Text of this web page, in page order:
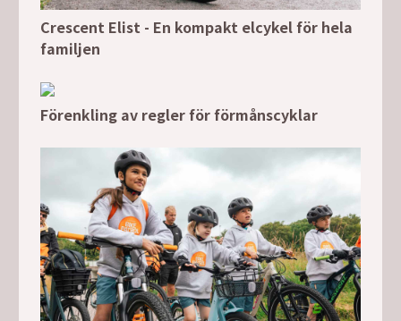
Crescent Elist - En kompakt elcykel för hela
familjen
Förenkling av regler för förmånscyklar